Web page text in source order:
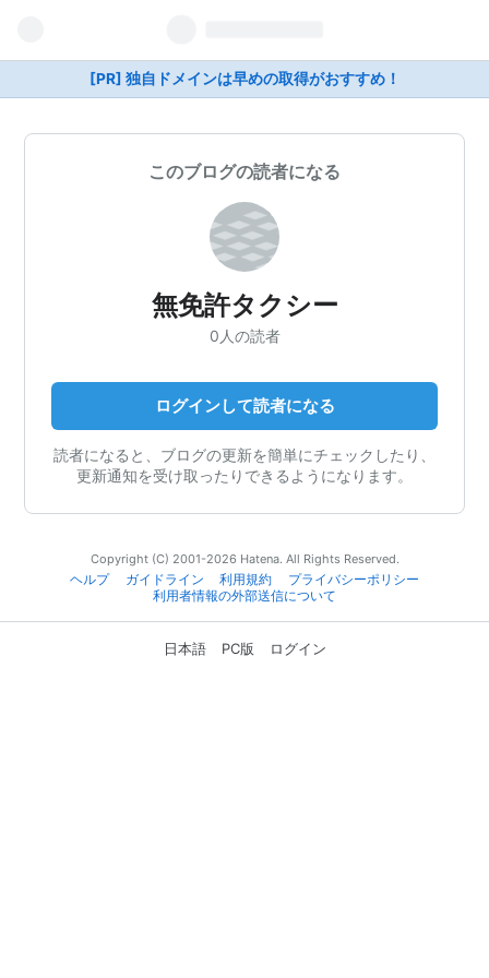
[PR] 独自ドメインは早めの取得がおすすめ！
このブログの読者になる
無免許タクシー
0人の読者
ログインして読者になる
読者になると、ブログの更新を簡単にチェックしたり、
更新通知を受け取ったりできるようになります。
Copyright (C) 2001-2026 Hatena. All Rights Reserved.
ヘルプ
ガイドライン 利用規約
プライバシーポリシー
利用者情報の外部送信について
日本語 PC版 ログイン